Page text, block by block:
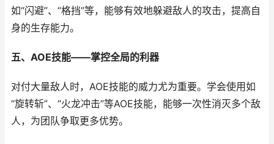
如“闪避”、“格挡”等，能够有效地躲避敌人的攻击，提高自
身的生存能力。
五、AOE技能——掌控全局的利器
对付大量敌人时，AOE技能的威力尤为重要。学会使用如
“旋转斩”、“火龙冲击”等AOE技能，能够一次性消灭多个敌
人，为团队争取更多优势。